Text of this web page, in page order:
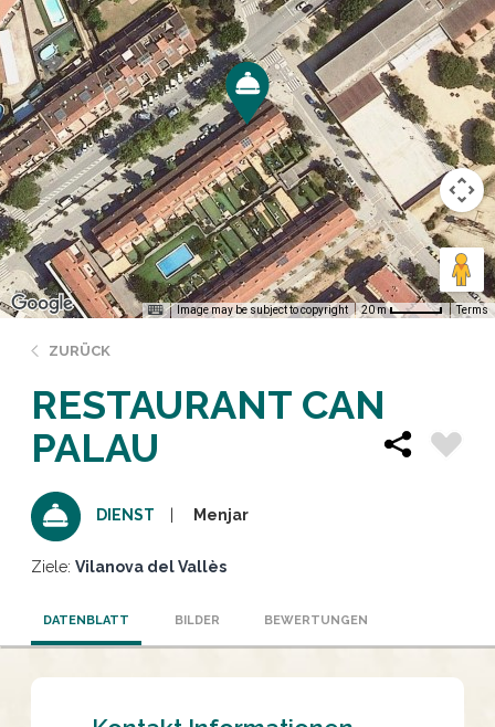
Image may be subject to copyright 20 m Terms
ZURÜCK
RESTAURANT CAN
PALAU
DIENST Menjar
Ziele: Vilanova del Vallès
DATENBLATT BILDER BEWERTUNGEN